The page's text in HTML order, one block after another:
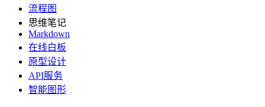
流程图
思维笔记
Markdown
在线白板
原型设计
API服务
智能图形